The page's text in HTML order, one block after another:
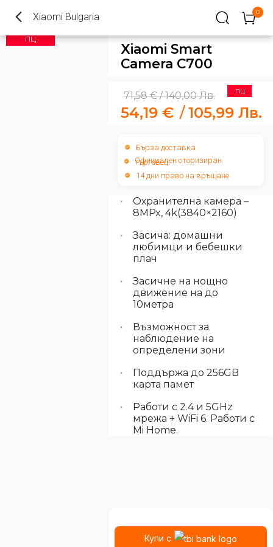
Xiaomi Bulgaria 0
ПЦ
Xiaomi Smart
Camera C700
ПЦ
71,58€/140,00Лв.
54,19 € /105,99 Лв.
Бърза доставка
Официален оторизиран
търговец
14 дни право на връщане
Охранителна камера –
8MPx, 4k(3840×2160)
Засича: домашни
любимци и бебешки
плач
Засичне на нощно
движение на до
10метра
Възможност за
наблюдение на
определени зони
Поддържа до 256GB
карта памет
Работи с 2.4 и 5GHz
мрежа + WiFi 6. Работи с
Mi Home.
Купи с